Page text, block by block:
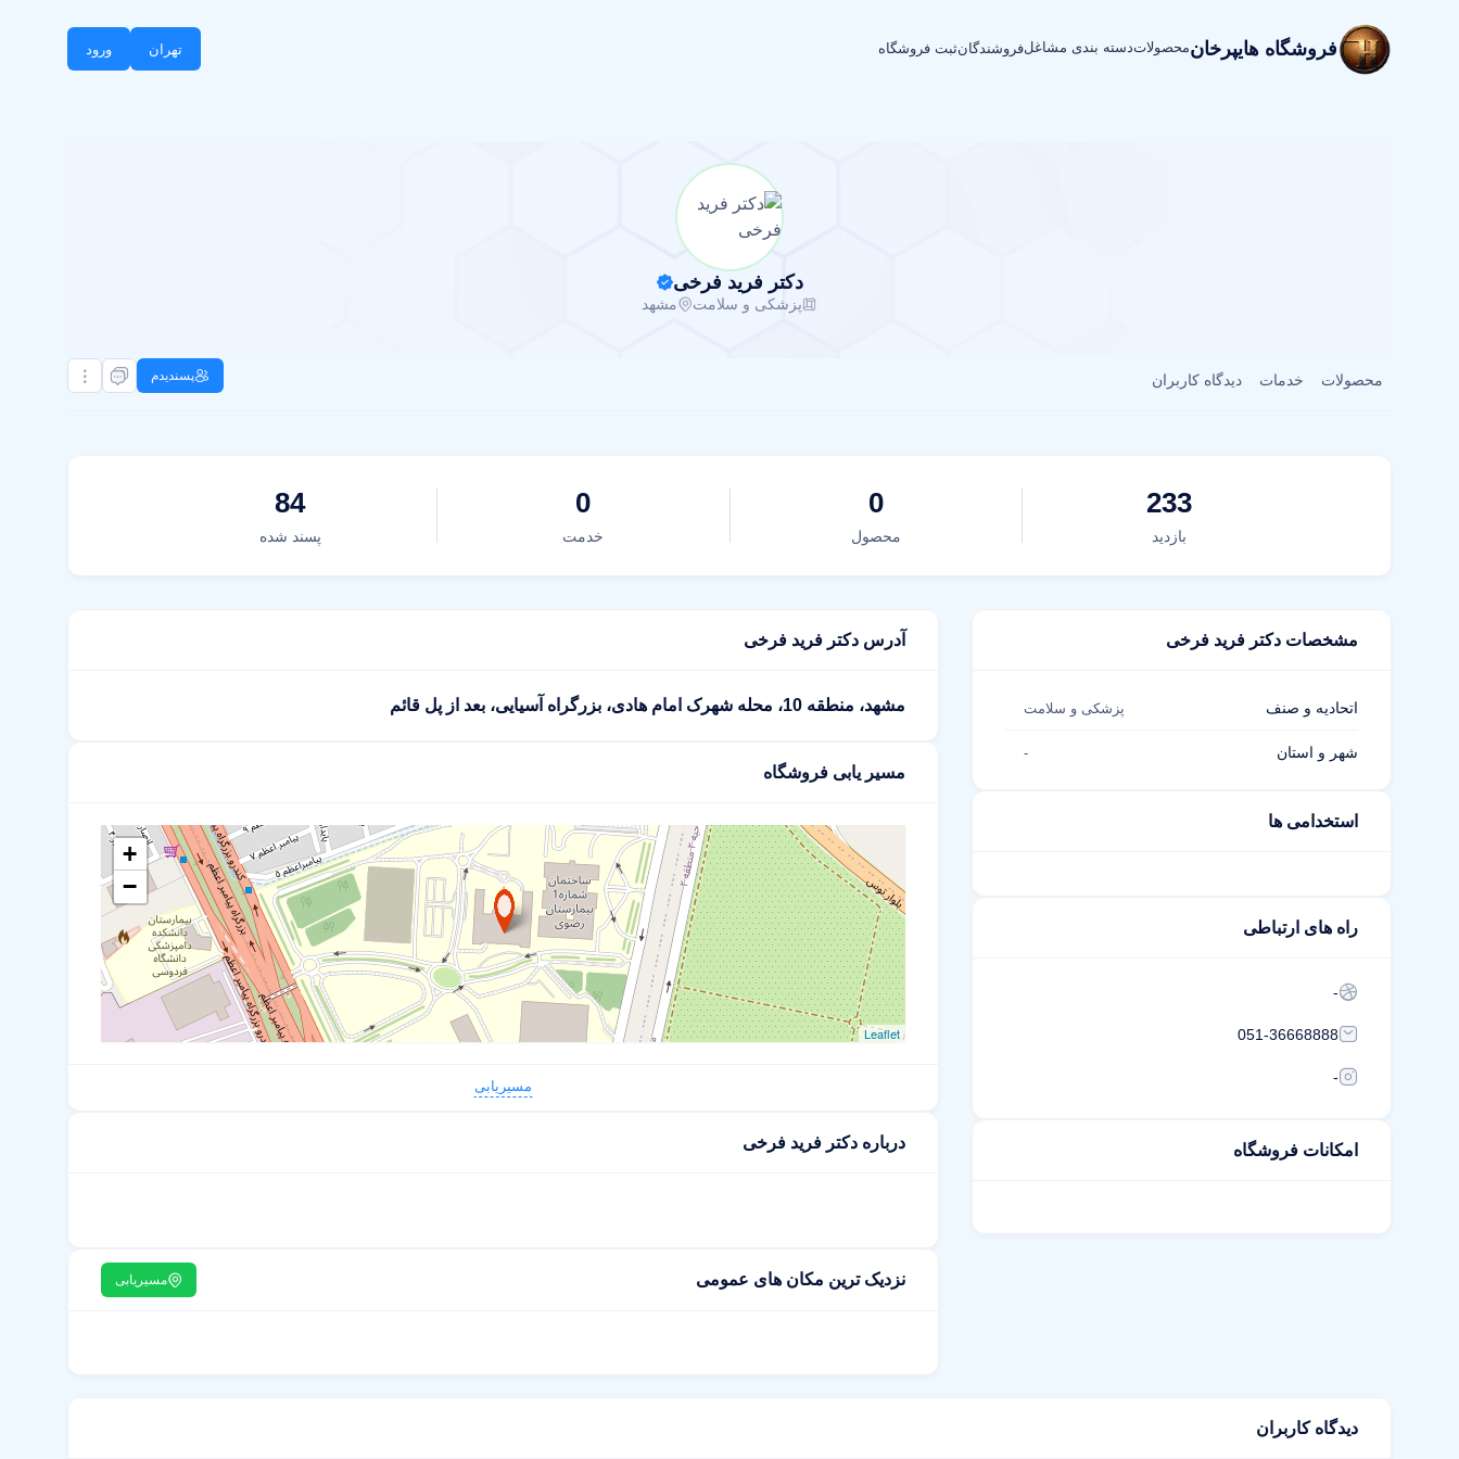
فروشگاه هایپرخانمحصولاتدسته بندی مشاغلفروشندگانثبت فروشگاه تهران ورود
دکتر فرید فرخی
پزشکی و سلامت مشهد
محصولات خدمات دیدگاه کاربران پسندیدم
233
بازدید
0
محصول
0
خدمت
84
پسند شده
مشخصات دکتر فرید فرخی
اتحادیه و صنف پزشکی و سلامت
شهر و استان -
استخدامی ها
راه های ارتباطی
-
051-36668888
-
امکانات فروشگاه
آدرس دکتر فرید فرخی
مشهد، منطقه 10، محله شهرک امام هادی، بزرگراه آسیایی، بعد از پل قائم
مسیر یابی فروشگاه
+
−
Leaflet
مسیریابی
درباره دکتر فرید فرخی
نزدیک ترین مکان های عمومی مسیریابی
دیدگاه کاربران